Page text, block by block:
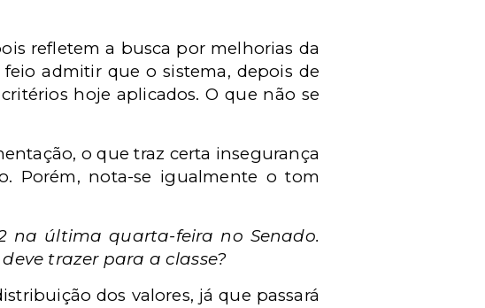
refletem a busca por melhorias da
admitir que o sistema, depois de
hoje aplicados. O que não se
o que traz certa insegurança
Porém, nota-se igualmente o tom
na última quarta-feira no Senado.
trazer para a classe?
dos valores, já que passará